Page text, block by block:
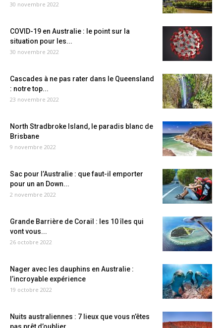
30 novembre 2022
COVID-19 en Australie : le point sur la
situation pour les...
30 novembre 2022
Cascades à ne pas rater dans le Queensland
: notre top...
23 novembre 2022
North Stradbroke Island, le paradis blanc de
Brisbane
9 novembre 2022
Sac pour l’Australie : que faut-il emporter
pour un an Down...
2 novembre 2022
Grande Barrière de Corail : les 10 îles qui
vont vous...
26 octobre 2022
Nager avec les dauphins en Australie :
l’incroyable expérience
19 octobre 2022
Nuits australiennes : 7 lieux que vous n’êtes